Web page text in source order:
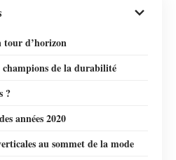
tour d’horizon
champions de la durabilité
?
années 2020
au sommet de la mode